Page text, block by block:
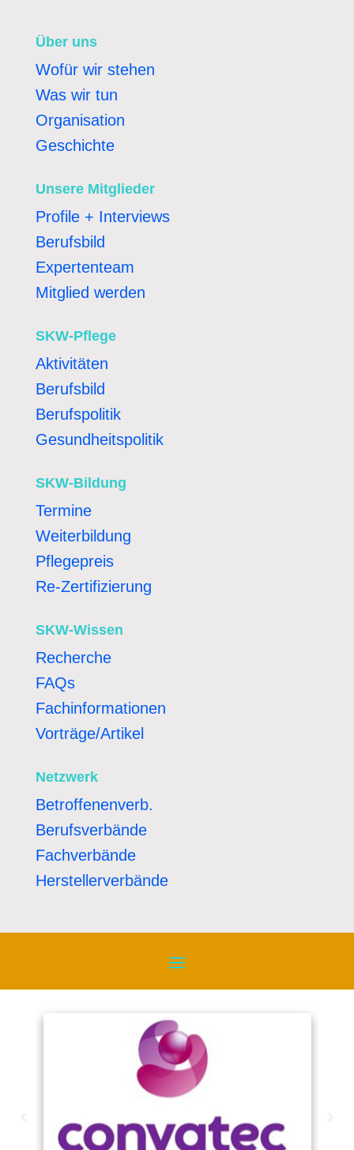
Über uns
Wofür wir stehen
Was wir tun
Organisation
Geschichte
Unsere Mitglieder
Profile + Interviews
Berufsbild
Expertenteam
Mitglied werden
SKW-Pflege
Aktivitäten
Berufsbild
Berufspolitik
Gesundheitspolitik
SKW-Bildung
Termine
Weiterbildung
Pflegepreis
Re-Zertifizierung
SKW-Wissen
Recherche
FAQs
Fachinformationen
Vorträge/Artikel
Netzwerk
Betroffenenverb.
Berufsverbände
Fachverbände
Herstellerverbände